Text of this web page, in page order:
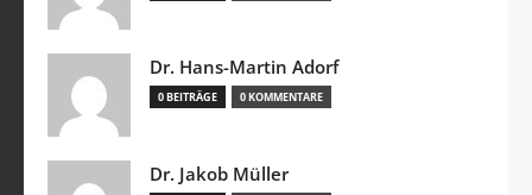
Dr. Hans-Martin Adorf
0 BEITRÄGE 0 KOMMENTARE
Dr. Jakob Müller